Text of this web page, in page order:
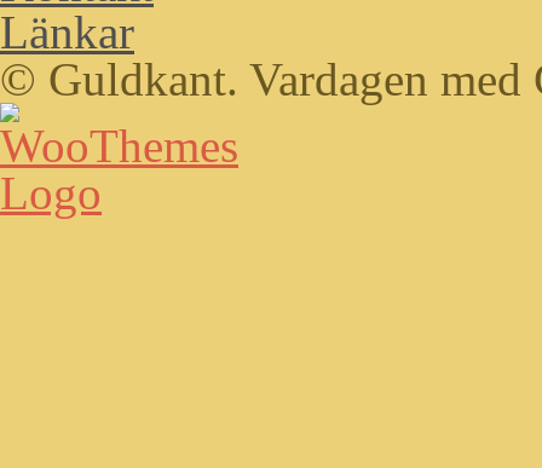
Länkar
© Guldkant. Vardagen med